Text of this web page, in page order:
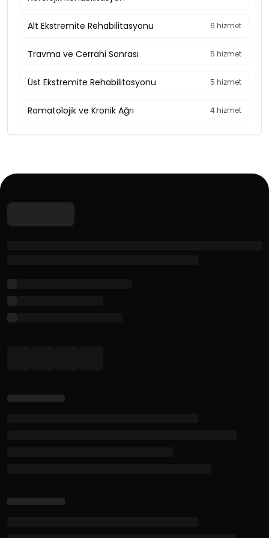
Alt Ekstremite Rehabilitasyonu 6 hizmet
Travma ve Cerrahi Sonrası 5 hizmet
Üst Ekstremite Rehabilitasyonu 5 hizmet
Romatolojik ve Kronik Ağrı 4 hizmet